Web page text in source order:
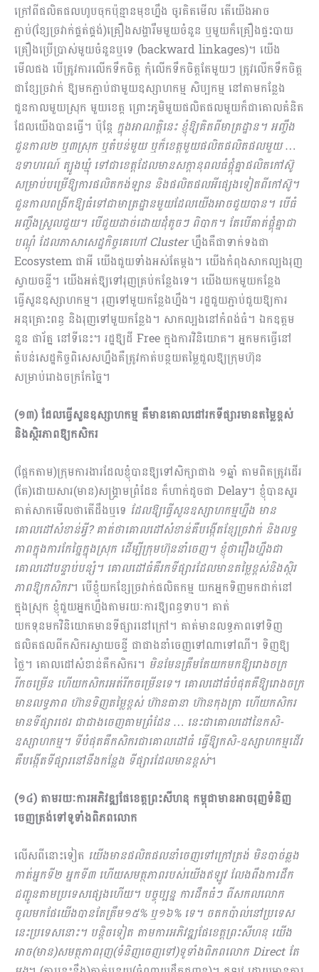
ក្រៅពីផលិតផលហូបចុកប៉ុន្មានមុខហ្នឹង ចូរគិតមើល តើយើងអាច
ភ្ជាប់(ខ្សែច្រវាក់ផ្គត់ផ្គង់)គ្រឿងសង្ហារឹមមួយចំនួន ឬមួយក៏គ្រឿងផ្ទះបាយ
គ្រឿងប្រើប្រាស់មួយចំនួនឬទេ (backward linkages)។ យើង
មើលផង បើត្រូវការលើកទឹកចិត្ត កុំលើកទឹកចិត្តតែមួយៗ ត្រូវលើកទឹកចិត្ត
ជាខ្សែច្រវាក់ ឱ្យមកភ្ជាប់ជាមួយឧស្សាហកម្ម សិប្បកម្ម នៅតាមកន្លែង
ជួនកាលមួយស្រុក មួយខេត្ត ព្រោះភូមិមួយផលិតផលមួយក៏ជាគោលគំនិត
ដែលយើងបានធ្វើ។ ប៉ុន្តែ ក្នុងអាណត្តិនេះ ខ្ញុំឱ្យគិតពីមាត្រដ្ឋាន។ អញ្ចឹង
ជួនកាល២ ឬ៣ស្រុក ឬតំបន់មួយ ឬក៏ខេត្តមួយផលិតផលិត​ផលមួយ …
ឧទាហរណ៍ ត្បូងឃ្មុំ ទៅជាខេត្តដែលមានសក្តានុពលធំផ្គុំគ្នាផលិតកៅស៊ូ
សម្រាប់បម្រើឱ្យការផលិតកង់ឡាន និងផលិតផលអីផ្សេងទៀតពីកៅស៊ូ។
ជួនកាលពង្រីកឱ្យធំទៅជាមាត្រដ្ឋានមួយដែលយើងអាចជួយបាន។ បើធំ
អញ្ចឹងស្រួលជួយ។ បើជួយដាច់ដោយដុំតូចៗ ពិបាក។ តែបើគាត់ផ្គុំគ្នាជា
បណ្តុំ ដែលភាសាសេដ្ឋកិច្ចគេហៅClusterហ្នឹងគឺជាទាក់ទងជា
Ecosystem ជាអី យើងជួយទាំងអស់តែម្តង។ យើងកំពុងសាកល្បងរុញ
ស្វាយចន្ទី។ យើងអត់ឱ្យទៅរុញគ្រប់កន្លែងទេ។ យើងយកមួយកន្លែង
ធ្វើសួនឧស្សាហកម្ម។ រុញទៅមួយកន្លែងហ្នឹង។ រដ្ឋជួយភ្ជាប់ជួយឱ្យការ
អនុគ្រោះពន្ធ និងរុញទៅមួយកន្លែង។ សាកល្បងនៅកំពង់ធំ។ ឯកឧត្តម
នួន ផារ័ត្ន នៅទីនេះ។ រដ្ឋឱ្យដី Free ក្នុងការវិនិយោគ។ អ្នកមកធ្វើនៅ
តំបន់សេដ្ឋកិច្ចពិសេសហ្នឹងគឺត្រូវកាត់បន្ថយតម្លៃជួលឱ្យក្រុមហ៊ុន
សម្រាប់រោងចក្រកែច្នៃ។
(១៣) ​ដែលធ្វើសួនឧស្សាហកម្ម គឺមានគោលដៅរកទីផ្សារមានតម្លៃខ្ពស់
និងស្ថិរភាពឱ្យកសិករ
(ផ្អែកតាម)ក្រុមការងារដែលខ្ញុំបានឱ្យទៅសិក្សាជាង ១ឆ្នាំ តាមពិតត្រូវដើរ
(តែ)ដោយសារ(មាន)សង្គ្រាមព្រំដែន ក៏ហាក់ដូចជា Delay។ ខ្ញុំបានសួរ
គាត់សាកមើលថាតើដឹងឬទេ ដែលឱ្យធ្វើសួនឧស្សាហកម្មហ្នឹង មាន
គោលដៅសំខាន់អ្វី? គាត់ថាគោលដៅសំខាន់គឺបង្កើតខ្សែច្រវាក់ និងលទ្ធ
ភាពក្នុងការកែច្នៃក្នុងស្រុក ដើម្បីក្រុមហ៊ុននាំចេញ។ ខ្ញុំថារឿងហ្នឹងជា
គោលដៅបន្ទាប់បន្សំ។ គោលដៅធំគឺរកទីផ្សារដែលមានតម្លៃខ្ពស់និងស្ថិរ
ភាពឱ្យកសិករ។ បើខ្ញុំយកខ្សែច្រវាក់ផលិតកម្ម យកអ្នកទិញមកដាក់នៅ
ក្នុងស្រុក ខ្ញុំជួយអ្នកហ្នឹងតាមរយៈការឱ្យពន្ធទាប។ គាត់
យកទុនមកវិនិយោគមានទីផ្សារនៅក្រៅ។ គាត់មានលទ្ធភាពទៅទិញ
ផលិតផលពីកសិករស្វាយចន្ទី ជាជាងនាំចេញទៅណាទៅណី។ ទិញឱ្យ
ថ្លៃ។ គោលដៅសំខាន់គឺកសិករ។ មិនមែនត្រឹមតែយកមកឱ្យរោងចក្រ
រីកចម្រើន ហើយកសិករអត់រីកចម្រើនទេ។ គោលដៅធំបំផុតគឺឱ្យរោងចក្រ
មានលទ្ធភាព ហ៊ានទិញតម្លៃខ្ពស់ ហ៊ានធានា ហ៊ានកុងត្រា ហើយកសិករ
មានទីផ្សារថេរ ជាជាងចេញតាមព្រំដែន … នេះជាគោលដៅនៃកសិ-
ឧស្សាហកម្ម។ ទីបំផុតគឺកសិករជាគោលដៅធំ ធ្វើឱ្យកសិ-ឧស្សាហកម្មដើរ
គឺបង្កើតទីផ្សារនៅនឹងកន្លែង ទីផ្សារដែលមានខ្ពស់។
(១៤) តាមរយៈការ​អភិវឌ្ឍផែខេត្តព្រះសីហនុ កម្ពុជាមានអាចរុញទំនិញ
ចេញត្រង់ទៅទូទាំងពិភពលោក
លើសពីនោះទៀត យើងមានផលិតផលនាំចេញទៅក្រៅត្រង់ មិនបាច់ឆ្លង
កាត់អ្នកទី២ អ្នកទី៣ ហើយសមត្ថភាពរបស់យើងឥឡូវ លែងពឹងការដឹក
ជញ្ជូនតាមប្រទេសផ្សេងហើយ។ បច្ចុប្បន្ន ការដឹកធំៗ ពីសកលលោក
ចូលមកផែយើងបានតែត្រឹម១៥% ឬ១៦% ទេ។ ចតកប៉ាល់នៅប្រទេស
នេះប្រទេសនោះ។ បន្តិចទៀត តាមការ​អភិវឌ្ឍផែខេត្តព្រះសីហនុ យើង
អាច(មាន)សមត្ថភាពរុញ(ទំនិញចេញទៅ)ទូទាំងពិភពលោកDirect តែ